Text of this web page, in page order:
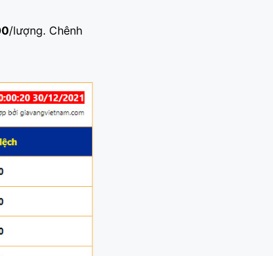
/lượng. Chênh